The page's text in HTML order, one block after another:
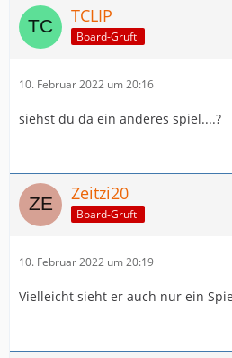
TCLIP
Board-Grufti
10. Februar 2022 um 20:16
siehst du da ein anderes spiel....?
Zeitzi20
Board-Grufti
10. Februar 2022 um 20:19
Vielleicht sieht er auch nur ein